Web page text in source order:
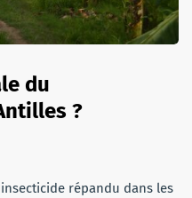
du
?
répandu dans les